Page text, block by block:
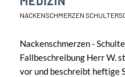
NACKENSCHMERZEN
Nackenschmerzen -
Fallbeschreibung Herr W.
vor und beschreibt heftige